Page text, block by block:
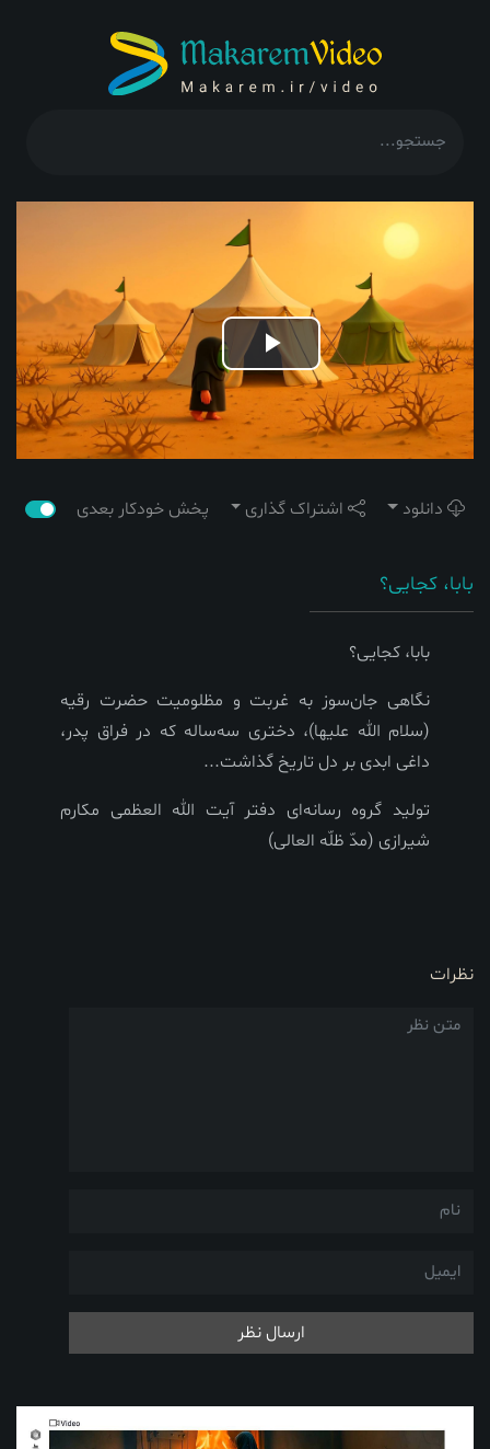
Play
Video
دانلود اشتراک گذاری پخش خودکار بعدی
بابا، کجایی؟
بابا، کجایی؟
نگاهی جان‌سوز به غربت و مظلومیت حضرت رقیه
(سلام الله علیها)، دختری سه‌ساله که در فراق پدر،
داغی ابدی بر دل تاریخ گذاشت...
تولید گروه رسانه‌ای دفتر آیت الله العظمی مکارم
شیرازی (مد‌ّ ظلّه العالی)
نظرات
ارسال نظر